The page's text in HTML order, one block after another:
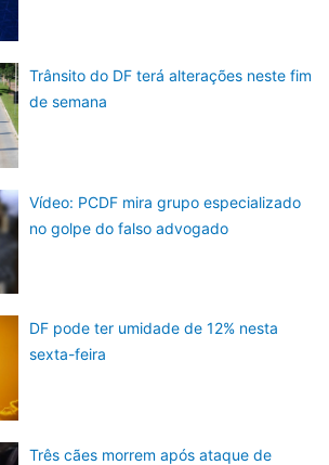
Trânsito do DF terá alterações neste fim
de semana
Vídeo: PCDF mira grupo especializado
no golpe do falso advogado
DF pode ter umidade de 12% nesta
sexta-feira
Três cães morrem após ataque de